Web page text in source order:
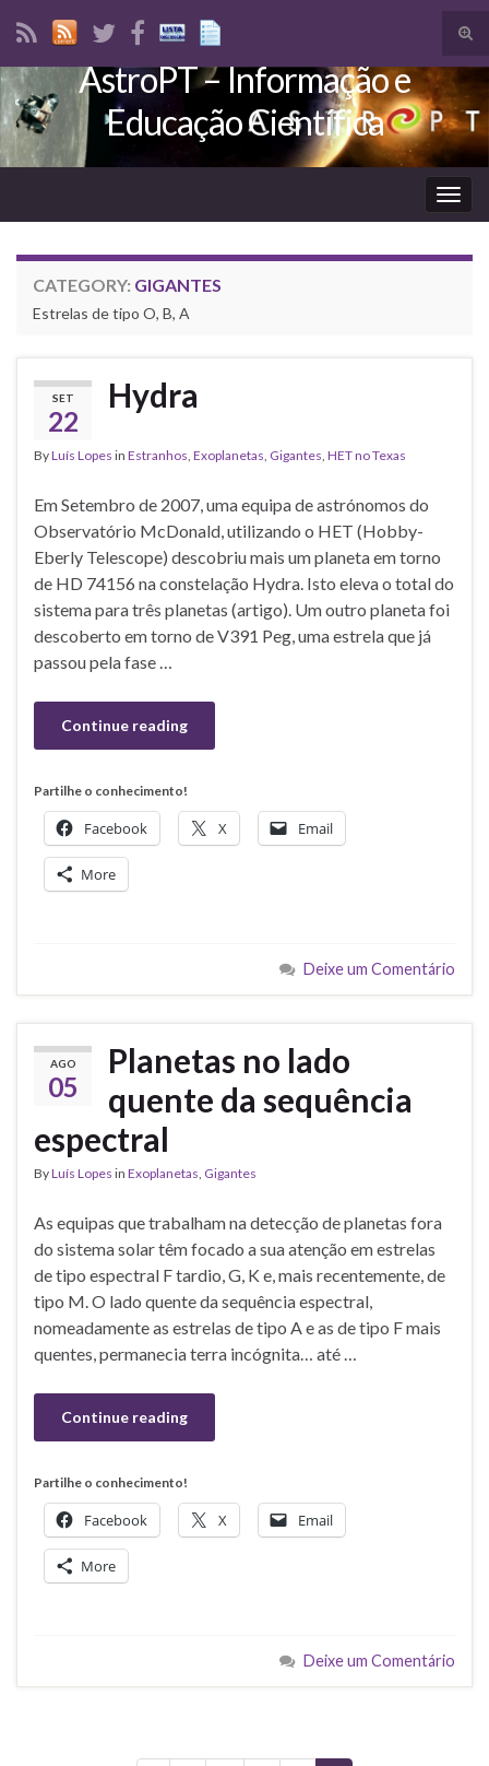
Search for:
AstroPT – Informação e
Educação Científica
CATEGORY: GIGANTES
Estrelas de tipo O, B, A
SET
22
Hydra
ByLuís Lopes in Estranhos, Exoplanetas, Gigantes, HET no Texas
Em Setembro de 2007, uma equipa de astrónomos do
Observatório McDonald, utilizando o HET (Hobby-
Eberly Telescope) descobriu mais um planeta em torno
de HD 74156 na constelação Hydra. Isto eleva o total do
sistema para três planetas (artigo). Um outro planeta foi
descoberto em torno de V391 Peg, uma estrela que já
passou pela fase …
Continue reading
Partilhe o conhecimento!
Facebook X Email
More
Deixe um Comentário
AGO
05
Planetas no lado
quente da sequência
espectral
ByLuís Lopes in Exoplanetas, Gigantes
As equipas que trabalham na detecção de planetas fora
do sistema solar têm focado a sua atenção em estrelas
de tipo espectral F tardio, G, K e, mais recentemente, de
tipo M. O lado quente da sequência espectral,
nomeadamente as estrelas de tipo A e as de tipo F mais
quentes, permanecia terra incógnita… até …
Continue reading
Partilhe o conhecimento!
Facebook X Email
More
Deixe um Comentário